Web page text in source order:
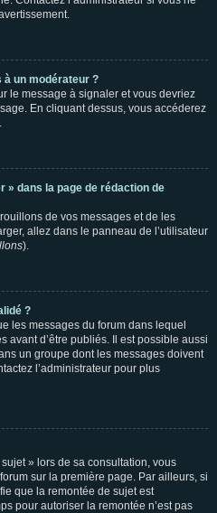
un modérateur ?
le message à signaler et vous devriez
En cliquant dessus, vous accéderez
» dans la page de rédaction de
de vos messages et de les
allez dans le panneau de l’utilisateur
).
?
les messages du forum dans lequel
avant d’être publiés. Il est possible aussi
un groupe dont les messages doivent
l’administrateur pour plus
» lors de sa consultation, vous
sur la première page. Par ailleurs, si
que la remontée de sujet est
pour autoriser la remontée n’est pas